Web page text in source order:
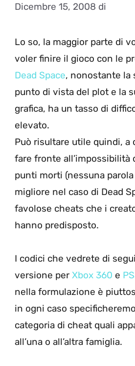
Dicembre 15, 2008 di
Lo so, la maggior parte di
voler finire il gioco con le
Dead Space, nonostante la
punto di vista del plot e la
grafica, ha un tasso di
elevato.
Può risultare utile quindi, a
fare fronte all’impossibilità
punti morti (nessuna
migliore nel caso di Dead
favolose cheats che i
hanno predisposto.
I codici che vedrete di
versione per Xbox 360 e
nella formulazione è
in ogni caso
categoria di cheat quali
all’una o all’altra famiglia.